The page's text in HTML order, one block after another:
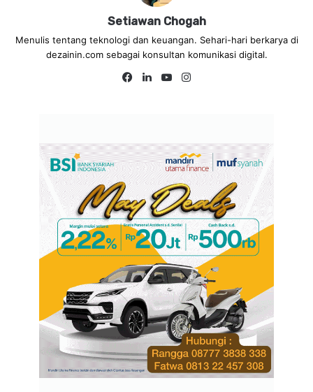
Setiawan Chogah
Menulis tentang teknologi dan keuangan. Sehari-hari berkarya di
dezainin.com sebagai konsultan komunikasi digital.
Fa
Lin
Yo